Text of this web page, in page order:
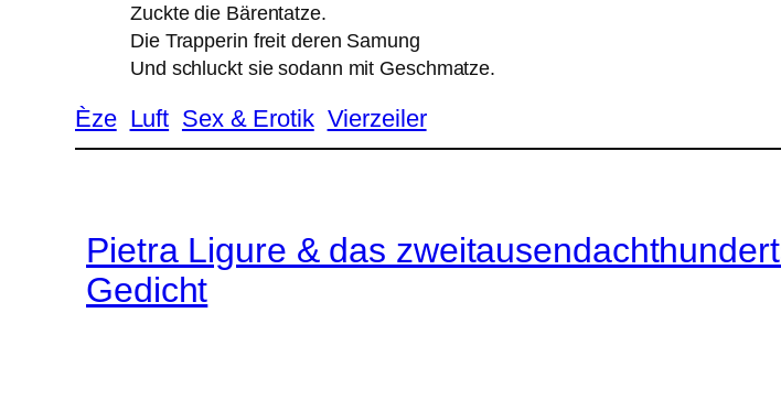
Zuckte die Bärentatze.
Die Trapperin freit deren Samung
Und schluckt sie sodann mit Geschmatze.
Èze Luft Sex & Erotik Vierzeiler
Pietra Ligure & das
Gedicht